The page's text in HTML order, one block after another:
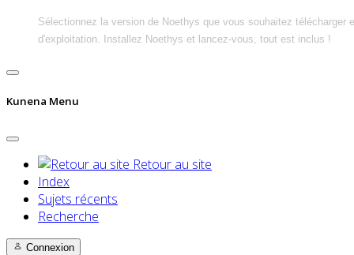
Sélectionnez la version de Noethys que vous souhaitez télécharger
d'exploitation. Installez Noethys et lancez-vous, tout est inclus !
Kunena Menu
Retour au site
Index
Sujets récents
Recherche
Connexion